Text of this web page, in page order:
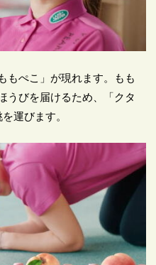
もぺこ」が現れます。もも
うびを届けるため、「クタ
運びます。